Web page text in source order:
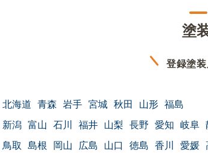
塗
登録塗
北海道 青森 岩手 宮城 秋田 山形 福島
新潟 富山 石川 福井 山梨 長野 愛知 岐阜
鳥取 島根 岡山 広島 山口 徳島 香川 愛媛